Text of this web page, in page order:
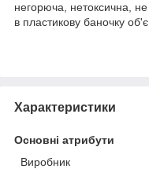
негорюча, нетоксична,
в пластикову баночку
Характеристики
Основні атрибути
Виробник